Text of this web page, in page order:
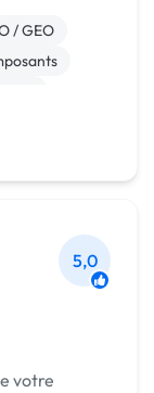
/ GEO
5,0
votre